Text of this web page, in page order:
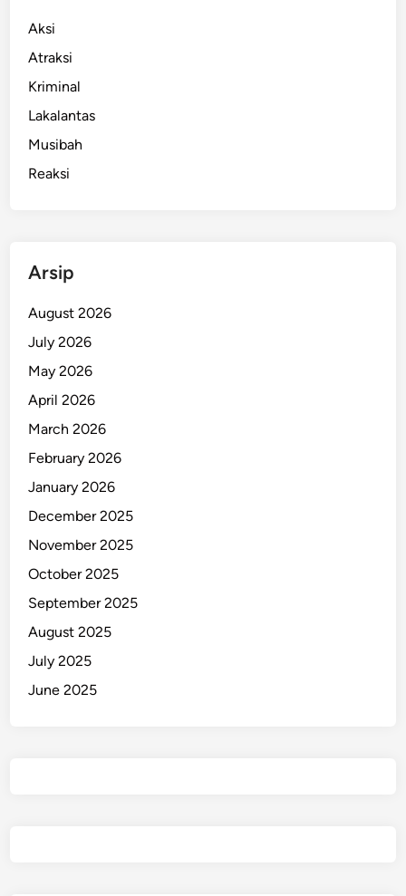
Aksi
Atraksi
Kriminal
Lakalantas
Musibah
Reaksi
Arsip
August 2026
July 2026
May 2026
April 2026
March 2026
February 2026
January 2026
December 2025
November 2025
October 2025
September 2025
August 2025
July 2025
June 2025